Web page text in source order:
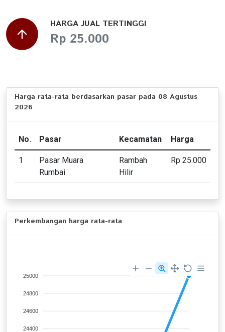
HARGA JUAL TERTINGGI
Rp 25.000
Harga rata-rata berdasarkan pasar pada 08 Agustus
2026
No. Pasar Kecamatan Harga
1
Pasar Muara
Rumbai
Rambah
Hilir
Rp 25.000
Perkembangan harga rata-rata
25000
24800
24600
24400